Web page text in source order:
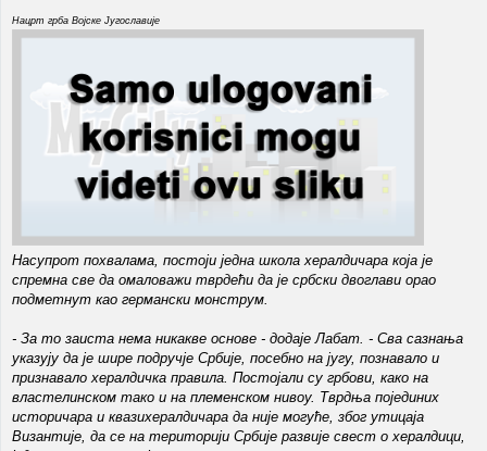
Нацрт грба Војске Југославије
Насупрот похвалама, постоји једна школа хералдичара која је
спремна све да омаловажи тврдећи да је србски двоглави орао
подметнут као германски монструм.
- За то заиста нема никакве основе - додаје Лабат. - Сва сазнања
указују да је шире подручје Србије, посебно на југу, познавало и
признавало хералдичка правила. Постојали су грбови, како на
властелинском тако и на племенском нивоу. Тврдња појединих
историчара и квазихералдичара да није могуће, због утицаја
Византије, да се на територији Србије развије свест о хералдици,